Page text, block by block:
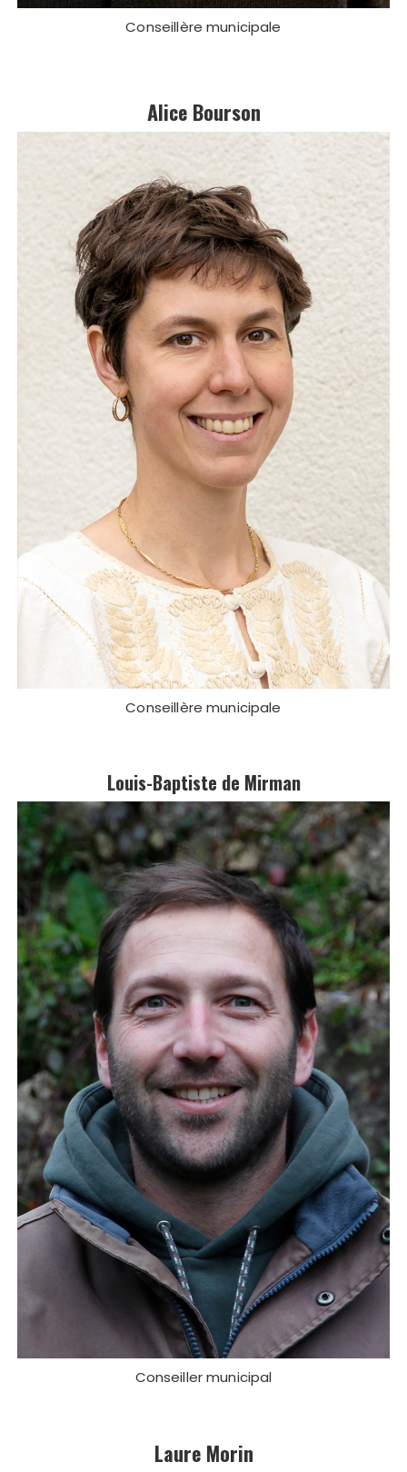
Conseillère municipale
Alice Bourson
Conseillère municipale
Louis-Baptiste de Mirman
Conseiller municipal
Laure Morin